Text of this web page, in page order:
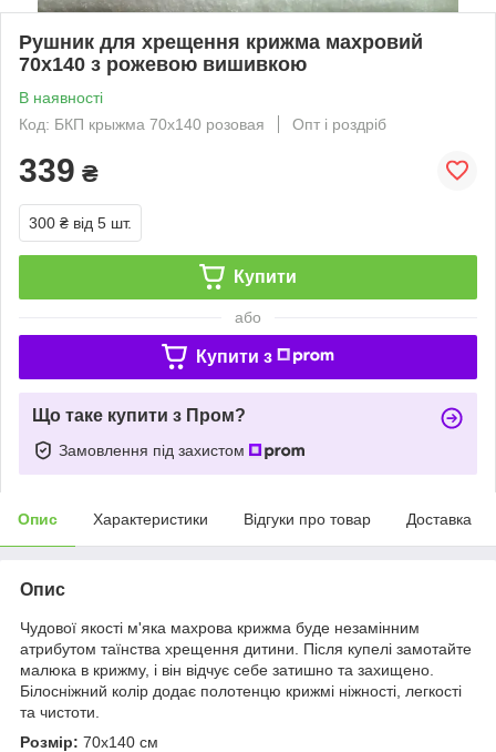
Рушник для хрещення крижма махровий
70х140 з рожевою вишивкою
В наявності
Код: БКП крыжма 70х140 розовая
Опт і роздріб
339 ₴
300 ₴ від 5 шт.
Купити
або
Купити з
Що таке купити з Пром?
Замовлення під захистом
Опис Характеристики Відгуки про товар Доставка
Опис
Чудової якості м'яка махрова крижма буде незамінним
атрибутом таїнства хрещення дитини. Після купелі замотайте
малюка в крижму, і він відчує себе затишно та захищено.
Білосніжний колір додає полотенцю крижмі ніжності, легкості
та чистоти.
Розмір: 70х140 см